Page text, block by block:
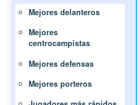
Mejores delanteros
Mejores
centrocampistas
Mejores defensas
Mejores porteros